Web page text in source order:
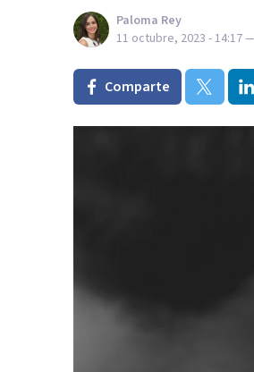
Paloma Rey
11 octubre, 2023 - 14:17
Comparte